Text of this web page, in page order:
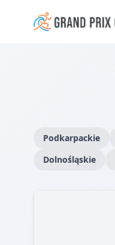
Podkarpackie
Dolnośląskie